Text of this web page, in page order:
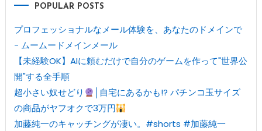
POPULAR POSTS
プロフェッショナルなメール体験を、あなたのドメインで
- ムームードメインメール
【未経験OK】AIに頼むだけで自分のゲームを作って"世界公
開"する全手順
超小さい奴せどり
│自宅にあるかも!? パチンコ玉サイズ
の商品がヤフオクで3万円
加藤純一のキャッチングが凄い。#shorts #加藤純一